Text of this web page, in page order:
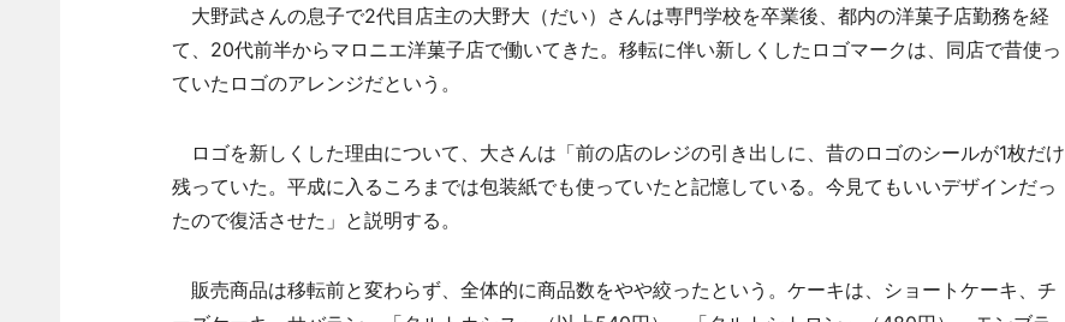
大野武さんの息子で2代目店主の大野大（だい）さんは専門学校を卒業後、都内の洋菓子店勤務を経
て、20代前半からマロニエ洋菓子店で働いてきた。移転に伴い新しくしたロゴマークは、同店で昔使っ
ていたロゴのアレンジだという。
ロゴを新しくした理由について、大さんは「前の店のレジの引き出しに、昔のロゴのシールが1枚だけ
残っていた。平成に入るころまでは包装紙でも使っていたと記憶している。今見てもいいデザインだっ
たので復活させた」と説明する。
販売商品は移転前と変わらず、全体的に商品数をやや絞ったという。ケーキは、ショートケーキ、チ